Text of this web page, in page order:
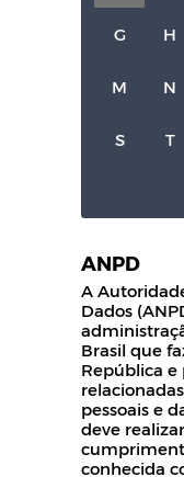
G H
M N
S T
ANPD
A
Dados
Brasil que
República e
pessoais e
deve
conhecida